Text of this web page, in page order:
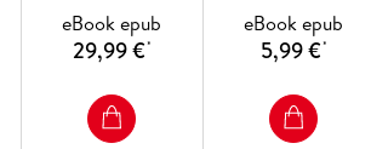
erscheint monatlich als E-Book und alle
Sammelband.
eBook epub
29,99 €*
eBook epub
5,99 €*